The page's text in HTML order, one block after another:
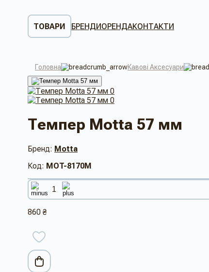
ТОВАРИ БРЕНДИОРЕНДАКОНТАКТИ
Головна Кавові Аксесуари
Темпер Motta 57 мм
Бренд: Motta
Код: MOT-8170M
860 ₴